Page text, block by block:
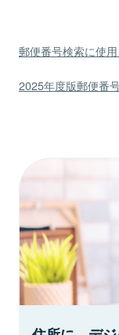
郵便番号検索に使
2025年度版郵便番